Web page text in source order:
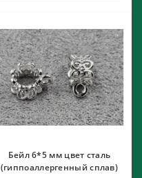
Бейл 6*5 мм цвет сталь
(гиппоаллергенный сплав)